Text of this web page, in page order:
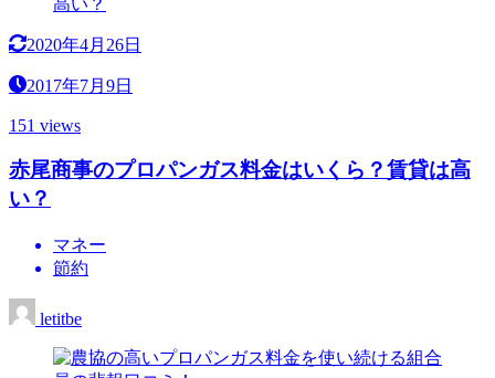
2020年4月26日
2017年7月9日
151 views
赤尾商事のプロパンガス料金はいくら？賃貸は高
い？
マネー
節約
letitbe